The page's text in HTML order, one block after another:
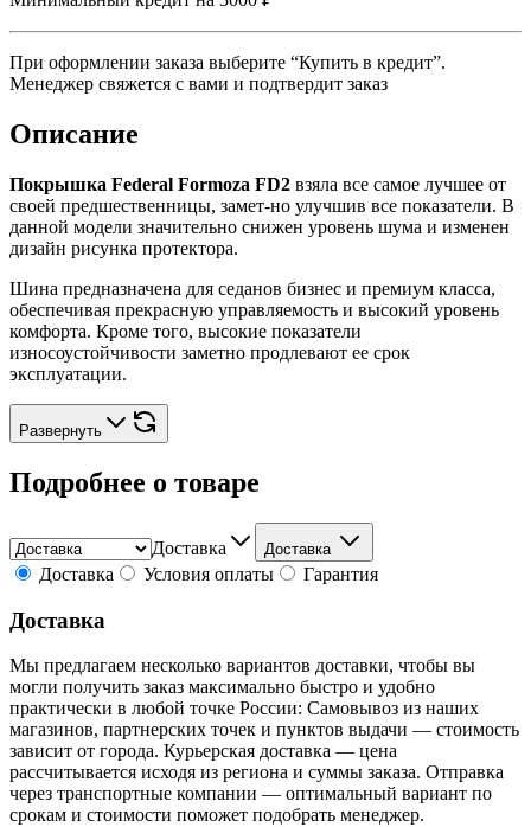
При оформлении заказа выберите “Купить в кредит”.
Менеджер свяжется с вами и подтвердит заказ
Описание
Покрышка Federal Formoza FD2 взяла все самое лучшее от
своей предшественницы, замет-но улучшив все показатели. В
данной модели значительно снижен уровень шума и изменен
дизайн рисунка протектора.
Шина предназначена для седанов бизнес и премиум класса,
обеспечивая прекрасную управляемость и высокий уровень
комфорта. Кроме того, высокие показатели
износоустойчивости заметно продлевают ее срок
эксплуатации.
Развернуть
Подробнее о товаре
Доставка Доставка
Доставка Условия оплаты Гарантия
Доставка
Мы предлагаем несколько вариантов доставки, чтобы вы
могли получить заказ максимально быстро и удобно
практически в любой точке России: Самовывоз из наших
магазинов, партнерских точек и пунктов выдачи — стоимость
зависит от города. Курьерская доставка — цена
рассчитывается исходя из региона и суммы заказа. Отправка
через транспортные компании — оптимальный вариант по
срокам и стоимости поможет подобрать менеджер.